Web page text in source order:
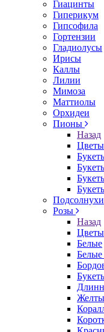
Гиацинты
Гиперикум
Гипсофила
Гортензии
Гладиолусы
Ирисы
Каллы
Лилии
Мимоза
Маттиолы
Орхидеи
Пионы
Назад
Цветы
Подсолнухи
Розы
Назад
Цветы
Белые
Белые